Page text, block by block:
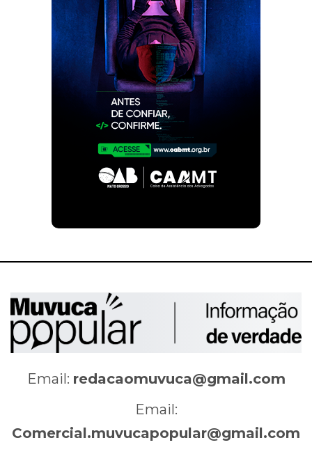
Email: redacaomuvuca@gmail.com
Email:
Comercial.muvucapopular@gmail.com